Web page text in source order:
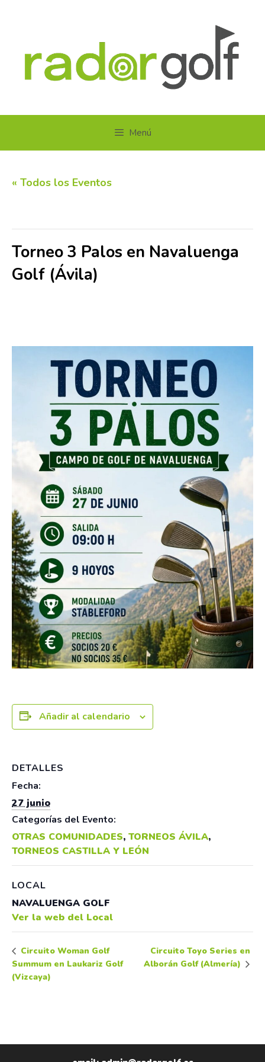
Menú
« Todos los Eventos
Torneo 3 Palos en Navaluenga
Golf (Ávila)
Añadir al calendario
DETALLES
Fecha:
27 junio
Categorías del Evento:
OTRAS COMUNIDADES, TORNEOS ÁVILA,
TORNEOS CASTILLA Y LEÓN
LOCAL
NAVALUENGA GOLF
Ver la web del Local
Circuito Woman Golf
Summum en Laukariz Golf
(Vizcaya)
Circuito Toyo Series en
Alborán Golf (Almería)